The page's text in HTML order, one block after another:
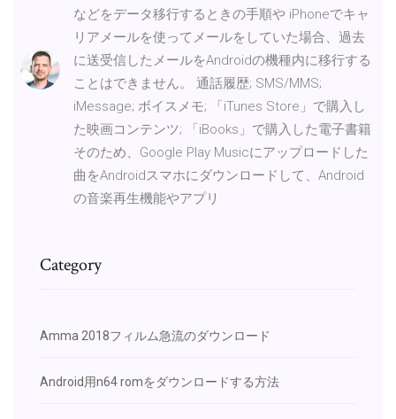
などをデータ移行するときの手順や iPhoneでキャ
リアメールを使ってメールをしていた場合、過去
に送受信したメールをAndroidの機種内に移行する
ことはできません。 通話履歴; SMS/MMS;
iMessage; ボイスメモ; 「iTunes Store」で購入し
た映画コンテンツ; 「iBooks」で購入した電子書籍
そのため、Google Play Musicにアップロードした
曲をAndroidスマホにダウンロードして、Android
の音楽再生機能やアプリ
Category
Amma 2018フィルム急流のダウンロード
Android用n64 romをダウンロードする方法